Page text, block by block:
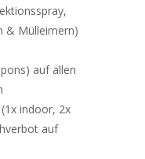
& Mülleimern)
auf allen
indoor, 2x
auf